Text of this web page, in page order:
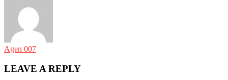
Agen 007
LEAVE A REPLY